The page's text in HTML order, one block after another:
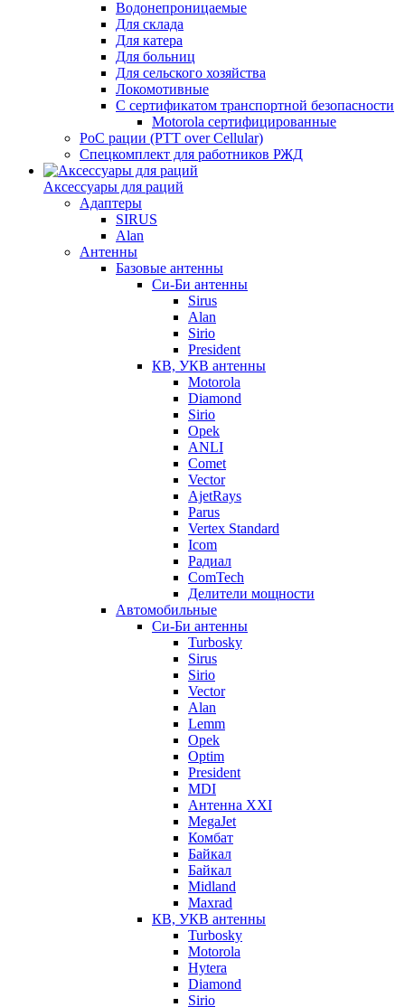
Водонепроницаемые
Для склада
Для катера
Для больниц
Для сельского хозяйства
Локомотивные
С сертификатом транспортной безопасности
Motorola сертифицированные
PoC рации (PTT over Cellular)
Спецкомплект для работников РЖД
Аксессуары для раций
Адаптеры
SIRUS
Alan
Антенны
Базовые антенны
Си-Би антенны
Sirus
Alan
Sirio
President
КВ, УКВ антенны
Motorola
Diamond
Sirio
Opek
ANLI
Comet
Vector
AjetRays
Parus
Vertex Standard
Icom
Радиал
ComTech
Делители мощности
Автомобильные
Си-Би антенны
Turbosky
Sirus
Sirio
Vector
Alan
Lemm
Opek
Optim
President
MDI
Антенна XXI
MegaJet
Комбат
Байкал
Байкал
Midland
Maxrad
КВ, УКВ антенны
Turbosky
Motorola
Hytera
Diamond
Sirio